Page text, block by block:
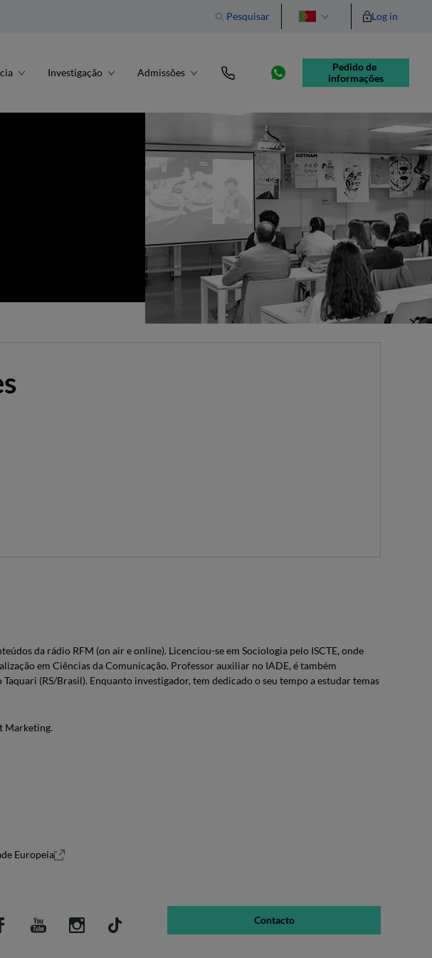
Pesquisar
English
Log in
Investigação Admissões
Pedido de
informações
da rádio RFM (on air e online). Licenciou-se em Sociologia pelo ISCTE, onde
em Ciências da Comunicação. Professor auxiliar no IADE, é também
(RS/Brasil). Enquanto investigador, tem dedicado o seu tempo a estudar temas
Marketing.
Europeia
Contacto